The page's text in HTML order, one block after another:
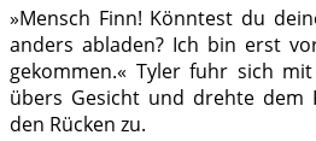
»Mensch Finn! Könntest du
anders abladen? Ich bin erst
gekommen.« Tyler fuhr sich
übers Gesicht und drehte dem
den Rücken zu.